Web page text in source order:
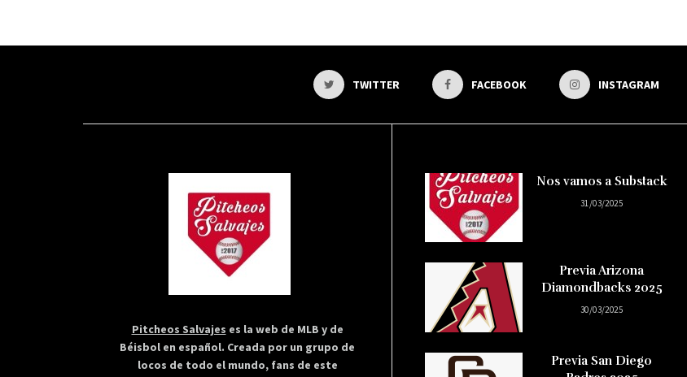
TWITTER FACEBOOK INSTAGRAM
Pitcheos Salvajes es la web de MLB y de
Béisbol en español. Creada por un grupo de
locos de todo el mundo, fans de este
Nos vamos a Substack
31/03/2025
Previa Arizona
Diamondbacks 2025
30/03/2025
Previa San Diego